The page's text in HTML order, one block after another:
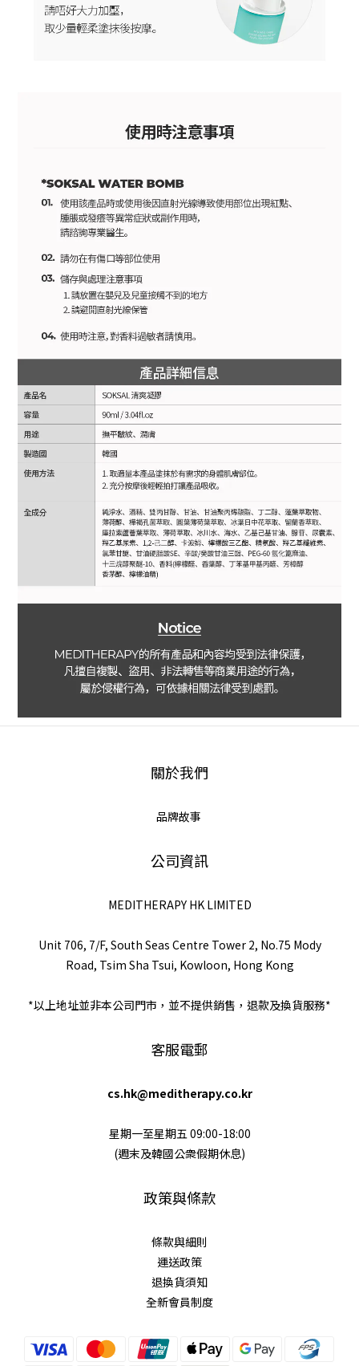
關於我們
品牌故事
公司資訊
MEDITHERAPY HK LIMITED
Unit 706, 7/F, South Seas Centre Tower 2, No.75 Mody
Road, Tsim Sha Tsui, Kowloon, Hong Kong
*以上地址並非本公司門市，並不提供銷售，退款及換貨服務*
客服電郵
cs.hk@meditherapy.co.kr
星期一至星期五 09:00-18:00
(週末及韓國公衆假期休息)
政策與條款
條款與細則
運送政策
退換貨須知
全新會員制度